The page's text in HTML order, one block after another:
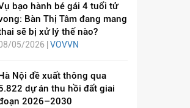
bạo hành bé gái 4 tuổi tử
Bàn Thị Tâm đang mang
sẽ bị xử lý thế nào?
05/2026 | VOVVN
Hà Nội đề xuất thông qua
dự án thu hồi đất giai
2026–2030